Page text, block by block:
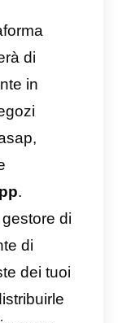
di
in
negozi